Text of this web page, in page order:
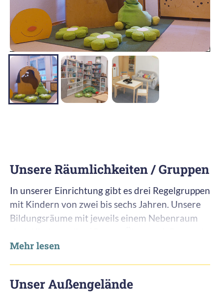
Unsere Räumlichkeiten / Gruppen
In unserer Einrichtung gibt es drei Regelgruppen
mit Kindern von zwei bis sechs Jahren. Unsere
Bildungsräume mit jeweils einem Nebenraum
Konstruktionsraum (Gruppe Gernegroß),
bietet unser Lese- und Snoozleraum
Mehr lesen
Unser Außengelände